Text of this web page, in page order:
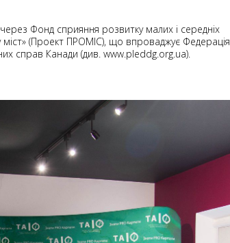
Фонд сприяння розвитку малих і середніх
міст» (Проект ПРОМІС), що впроваджує Федерація
справ Канади (див. www.pleddg.org.ua).